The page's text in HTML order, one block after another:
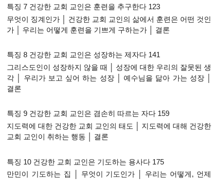
특징 7 건강한 교회 교인은 훈련을 추구한다 123
무엇이 징계인가 │ 건강한 교회 교인의 삶에서 훈련은 어떤 것인
가 │ 우리는 어떻게 훈련을 기쁘게 구하는가 │ 결론
특징 8 건강한 교회 교인은 성장하는 제자다 141
그리스도인이 성장하지 않을 때 │ 성장에 대한 우리의 잘못된 생
각 │ 우리가 보고 싶어 하는 성장 │ 예수님을 닮아 가는 성장 │
결론
특징 9 건강한 교회 교인은 겸손히 따르는 자다 159
지도력에 대한 건강한 교회 교인의 태도 │ 지도력에 대해 건강한
교회 교인이 취하는 행동 │ 결론
특징 10 건강한 교회 교인은 기도하는 용사다 175
만민이 기도하는 집 │ 무엇이 기도인가 │ 우리는 어떻게, 언제